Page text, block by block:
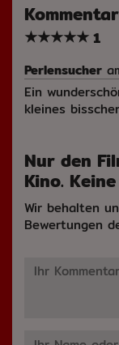
★★★★★1
Perlensucher
Ein
kleines
Nur den
Kino.
Wir behalten
Bewertungen